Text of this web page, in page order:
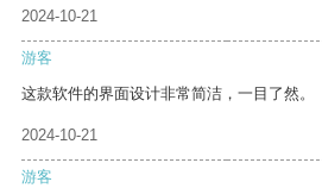
2024-10-21
游客
这款软件的界面设计非常简洁，一目了然。
2024-10-21
游客